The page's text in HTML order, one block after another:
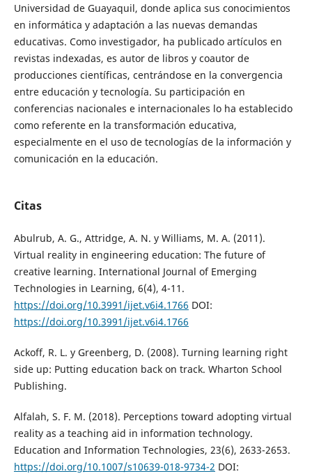
Universidad de Guayaquil, donde aplica sus conocimientos
en informática y adaptación a las nuevas demandas
educativas. Como investigador, ha publicado artículos en
revistas indexadas, es autor de libros y coautor de
producciones científicas, centrándose en la convergencia
entre educación y tecnología. Su participación en
conferencias nacionales e internacionales lo ha establecido
como referente en la transformación educativa,
especialmente en el uso de tecnologías de la información y
comunicación en la educación.
Citas
Abulrub, A. G., Attridge, A. N. y Williams, M. A. (2011).
Virtual reality in engineering education: The future of
creative learning. International Journal of Emerging
Technologies in Learning, 6(4), 4-11.
https://doi.org/10.3991/ijet.v6i4.1766 DOI:
https://doi.org/10.3991/ijet.v6i4.1766
Ackoff, R. L. y Greenberg, D. (2008). Turning learning right
side up: Putting education back on track. Wharton School
Publishing.
Alfalah, S. F. M. (2018). Perceptions toward adopting virtual
reality as a teaching aid in information technology.
Education and Information Technologies, 23(6), 2633-2653.
https://doi.org/10.1007/s10639-018-9734-2 DOI: